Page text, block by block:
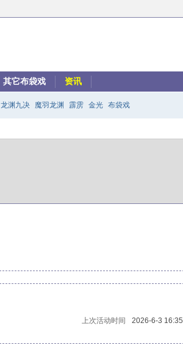
其它布袋戏 资讯
龙渊九决 魔羽龙渊 霹雳 金光 布袋戏
上次活动时间
2026-6-3 16:35